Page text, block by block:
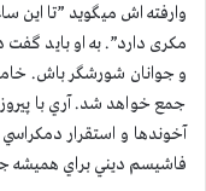
وارفته اش ميگويد ”تا
مکری دارد”. به او بايد
و جوانان شورشگر باش.
جمع خواهد شد. آري با
فاشيسم ديني براي